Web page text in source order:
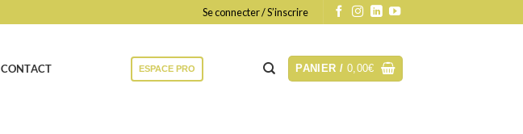
Se connecter / S’inscrire
CONTACT ESPACE PRO PANIER / 0,00€